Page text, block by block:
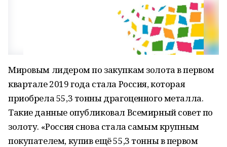
Мировым лидером по закупкам золота в первом
квартале 2019 года стала Россия, которая
приобрела 55,3 тонны драгоценного металла.
Такие данные опубликовал Всемирный совет по
золоту. «Россия снова стала самым крупным
покупателем, купив ещё 55,3 тонны в первом